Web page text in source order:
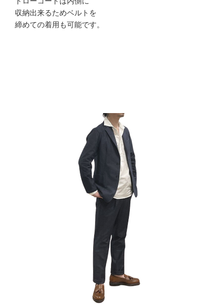
収納出来るためベルトを
締めての着用も可能です。